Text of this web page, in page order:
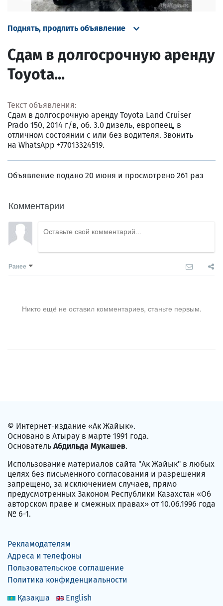
Сдам в долгосрочную аренду
Toyota...
Поднять, продлить объявление
Текст объявления:
Сдам в долгосрочную аренду Toyota Land Cruiser
Prado 150, 2014 г/в, об. 3.0 дизель, европеец, в
отличном состоянии с или без водителя. Звонить
на WhatsApp +77013324519.
Объявление подано 20 июня и просмотрено 261 раз
Комментарии
Ранее
Никто ещё не оставил комментариев, станьте первым.
© Интернет-издание «Ак Жайык».
Основано в Атырау в марте 1991 года.
Основатель Абдильда Мукашев.
Использование материалов сайта "Ак Жайык" в любых
целях без письменного согласования и разрешения
запрещено, за исключением случаев, прямо
предусмотренных Законом Республики Казахстан «Об
авторском праве и смежных правах» от 10.06.1996 года
№ 6-1.
Рекламодателям
Адреса и телефоны
Пользовательское соглашение
Политика конфиденциальности
Қазақша
English